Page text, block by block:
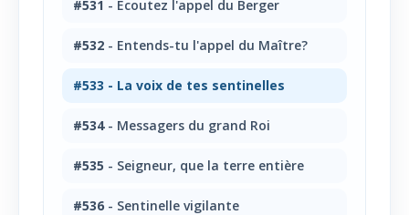
#531 - Écoutez l'appel du Berger
#532 - Entends-tu l'appel du Maître?
#533 - La voix de tes sentinelles
#534- Messagers du grand Roi
#535 - Seigneur, que la terre entière
#536 - Sentinelle vigilante